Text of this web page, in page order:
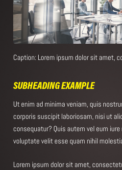
Caption: Lorem ipsum dolor sit amet,
SUBHEADING EXAMPLE
Ut enim ad minima veniam, quis
corporis suscipit laboriosam, nisi ut
consequatur? Quis autem vel eum
voluptate velit esse quam nihil
Lorem ipsum dolor sit amet,